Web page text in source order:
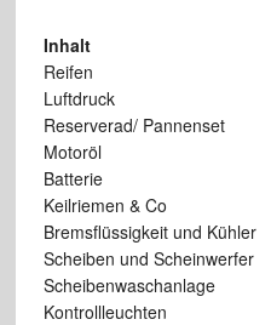
Inhalt
Reifen
Luftdruck
Reserverad/ Pannenset
Motoröl
Batterie
Keilriemen & Co
Bremsflüssigkeit und Kühler
Scheiben und Scheinwerfer
Scheibenwaschanlage
Kontrollleuchten